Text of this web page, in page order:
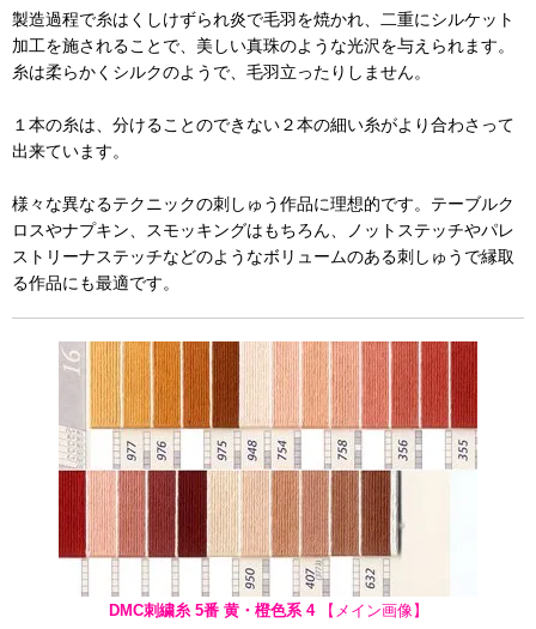
製造過程で糸はくしけずられ炎で毛羽を焼かれ、二重にシルケット
加工を施されることで、美しい真珠のような光沢を与えられます。
糸は柔らかくシルクのようで、毛羽立ったりしません。
１本の糸は、分けることのできない２本の細い糸がより合わさって
出来ています。
様々な異なるテクニックの刺しゅう作品に理想的です。テーブルク
ロスやナプキン、スモッキングはもちろん、ノットステッチやパレ
ストリーナステッチなどのようなボリュームのある刺しゅうで縁取
る作品にも最適です。
DMC刺繍糸 5番 黄・橙色系 4【メイン画像】